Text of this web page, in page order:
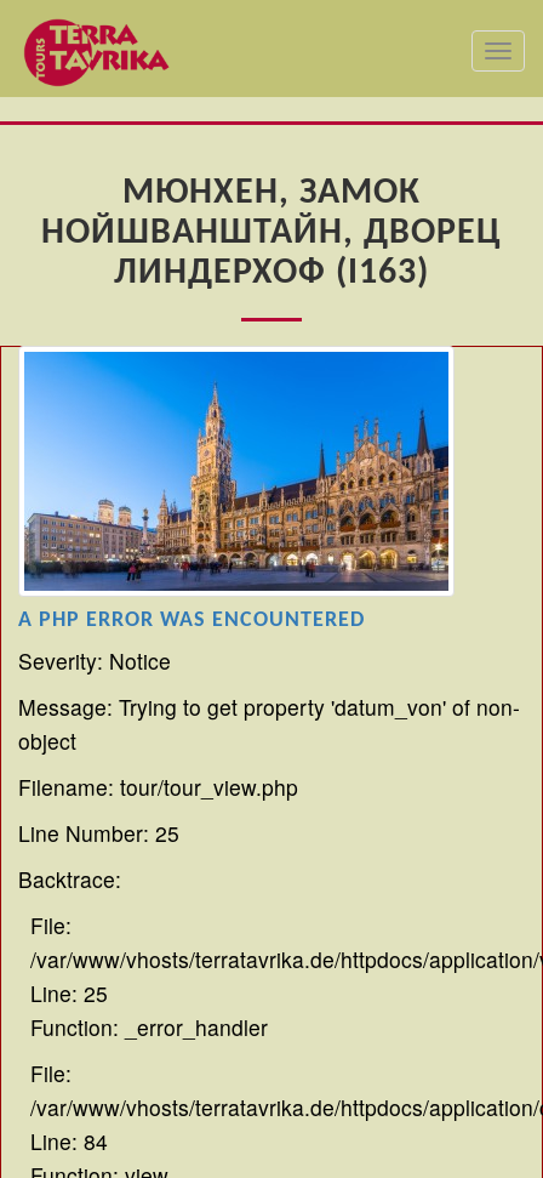
МЮНХЕН, ЗАМОК
НОЙШВАНШТАЙН, ДВОРЕЦ
ЛИНДЕРХОФ (I163)
A PHP ERROR WAS ENCOUNTERED
Severity: Notice
Message: Trying to get property 'datum_von' of non-
object
Filename: tour/tour_view.php
Line Number: 25
Backtrace:
File:
/var/www/vhosts/terratavrika.de/httpdocs/
Line: 25
Function: _error_handler
File:
/var/www/vhosts/terratavrika.de/httpdocs/
Line: 84